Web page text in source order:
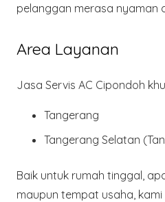
pelanggan merasa nyaman
Area Layanan
Jasa Servis AC Cipondoh
Tangerang
Tangerang Selatan
Baik untuk rumah tinggal,
maupun tempat usaha,